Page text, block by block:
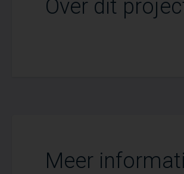
Over dit
Meer